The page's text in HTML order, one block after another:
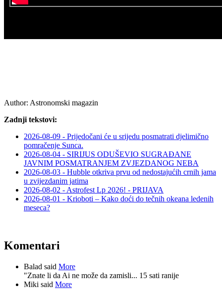
Author: Astronomski magazin
Zadnji tekstovi:
2026-08-09 - Prijedočani će u srijedu posmatrati djelimično
pomračenje Sunca.
2026-08-04 - SIRIJUS ODUŠEVIO SUGRAĐANE
JAVNIM POSMATRANJEM ZVJEZDANOG NEBA
2026-08-03 - Hubble otkriva prvu od nedostajućih crnih jama
u zvijezdanim jatima
2026-08-02 - Astrofest Lp 2026! - PRIJAVA
2026-08-01 - Krioboti – Kako doći do tečnih okeana ledenih
meseca?
Komentari
Balad said More
"Znate li da Ai ne može da zamisli... 15 sati ranije
Miki said More